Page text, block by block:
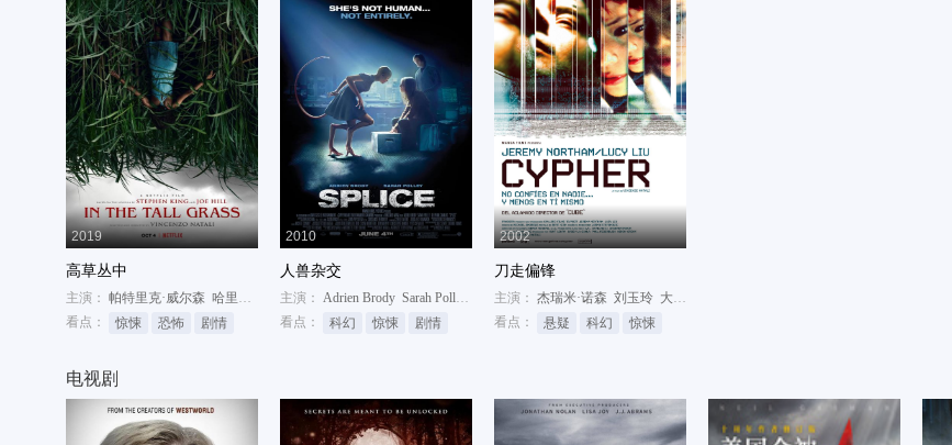
2019
高草丛中
主演： 帕特里克·威尔森 哈里森·吉尔伯特森
蕾切尔·威尔森
看点：
惊悚 恐怖 剧情
2010
人兽杂交
主演： Adrien Brody Sarah Polley
Delphine Chanéac
看点：
科幻 惊悚 剧情
2002
刀走偏锋
主演： 杰瑞米·诺森 刘玉玲 大卫·休莱特
看点：
悬疑 科幻 惊悚
电视剧